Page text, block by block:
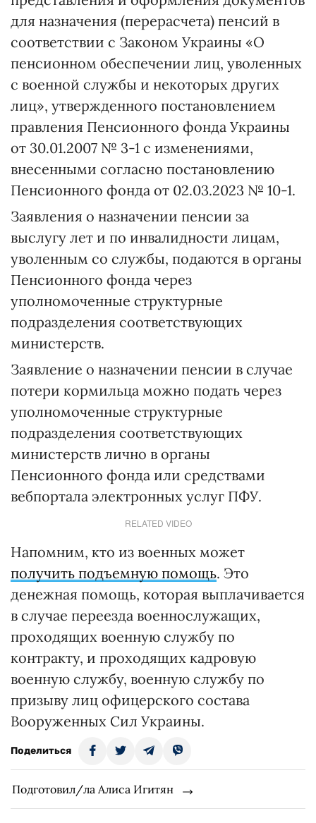
для назначения (перерасчета) пенсий в
соответствии с Законом Украины «О
пенсионном обеспечении лиц, уволенных
с военной службы и некоторых других
лиц», утвержденного постановлением
правления Пенсионного фонда Украины
от 30.01.2007 № 3-1 с изменениями,
внесенными согласно постановлению
Пенсионного фонда от 02.03.2023 № 10-1.
Заявления о назначении пенсии за
выслугу лет и по инвалидности лицам,
уволенным со службы, подаются в органы
Пенсионного фонда через
уполномоченные структурные
подразделения соответствующих
министерств.
Заявление о назначении пенсии в случае
потери кормильца можно подать через
уполномоченные структурные
подразделения соответствующих
министерств лично в органы
Пенсионного фонда или средствами
вебпортала электронных услуг ПФУ.
RELATED VIDEO
Напомним, кто из военных может
получить подъемную помощь. Это
денежная помощь, которая выплачивается
в случае переезда военнослужащих,
проходящих военную службу по
контракту, и проходящих кадровую
военную службу, военную службу по
призыву лиц офицерского состава
Вооруженных Сил Украины.
Поделиться
Подготовил/ла Алиса Игитян